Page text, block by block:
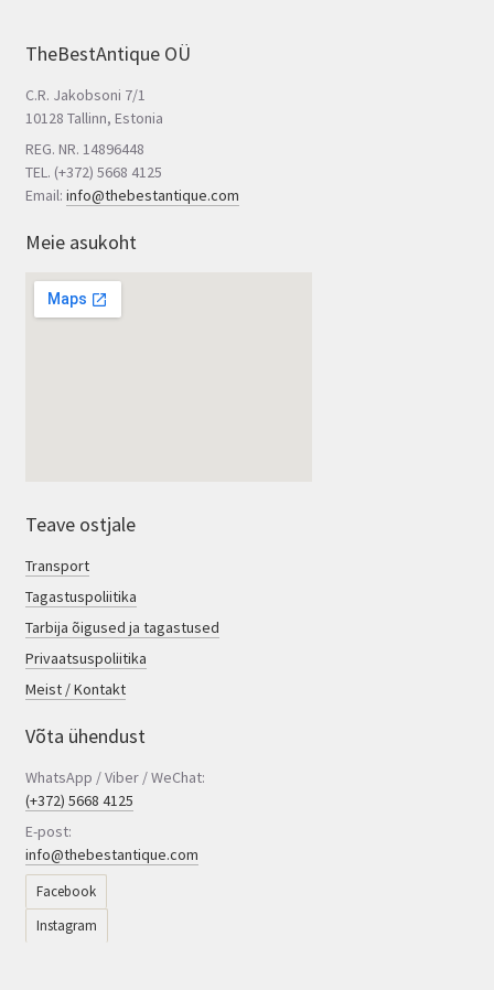
TheBestAntique OÜ
C.R. Jakobsoni 7/1
10128 Tallinn, Estonia
REG. NR. 14896448
TEL. (+372) 5668 4125
Email: info@thebestantique.com
Meie asukoht
Teave ostjale
Transport
Tagastuspoliitika
Tarbija õigused ja tagastused
Privaatsuspoliitika
Meist / Kontakt
Võta ühendust
WhatsApp / Viber / WeChat:
(+372) 5668 4125
E-post:
info@thebestantique.com
Facebook
Instagram